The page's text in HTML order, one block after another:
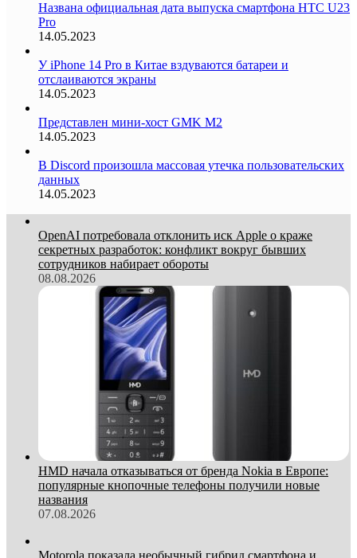
Названа официальная дата выпуска смартфона HTC U23
Pro
14.05.2023
У iPhone 14 Pro в Китае вздуваются батареи и
отслаиваются экраны
14.05.2023
Представлен мини-хост GMK M2
14.05.2023
В Discord произошла массовая утечка пользовательских
данных
14.05.2023
OpenAI потребовала отклонить иск Apple о краже
секретных разработок: конфликт вокруг бывших
сотрудников набирает обороты
08.08.2026
HMD начала отказываться от бренда Nokia в Европе:
популярные кнопочные телефоны получили новые
названия
07.08.2026